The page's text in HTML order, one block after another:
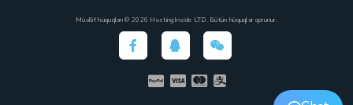
Müəllif hüquqları © 2026 HostingInside LTD. Bütün hüquqlar qorunur.